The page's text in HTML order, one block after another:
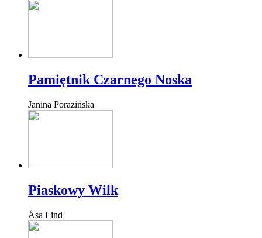
Pamiętnik Czarnego Noska
Janina Porazińska
Piaskowy Wilk
Åsa Lind